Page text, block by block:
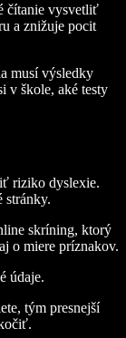
čítanie vysvetliť
a znižuje pocit
musí výsledky
v škole, aké testy
riziko dyslexie.
stránky.
skríning, ktorý
o miere príznakov.
údaje.
tým presnejší